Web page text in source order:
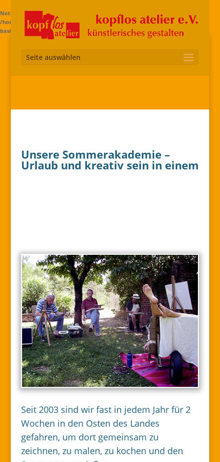
Notice
: Trying to access array offset on value of type bool in
/home/kopggdle/www.kopflos-ev.de/wp-content/themes/di-
basis/includes/builder/functions.phpon line2583
Seite auswählen
Unsere Sommerakademie –
Urlaub und kreativ sein in einem
Seit 2003 sind wir fast in jedem Jahr für 2
Wochen in den Osten des Landes
gefahren, um dort gemeinsam zu
zeichnen, zu malen, zu kochen und den